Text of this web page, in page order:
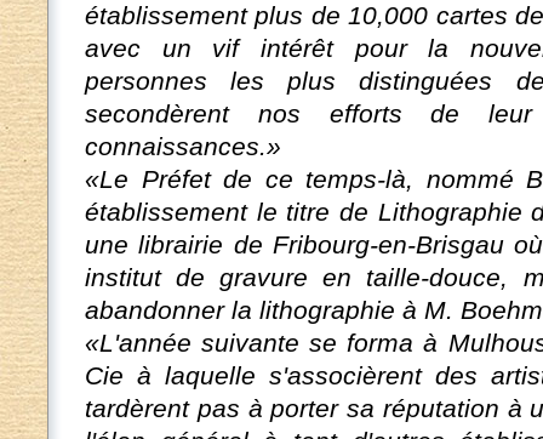
établissement plus de 10,000 cartes
avec un vif intérêt pour la
personnes les plus distinguées
secondèrent nos efforts de
connaissances.»
«Le Préfet de ce temps-là, nommé
établissement le titre de Lithographie
une librairie de Fribourg-en-Brisgau
institut de gravure en taille-douce,
abandonner la lithographie à M.
«L'année suivante se forma à
Cie à laquelle s'associèrent des
tardèrent pas à porter sa réputation à